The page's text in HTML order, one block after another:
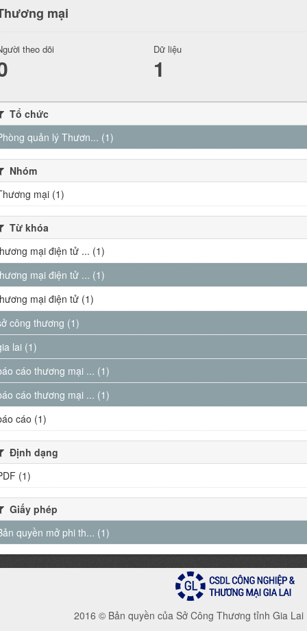
mại
theo dõi Dữ liệu
1
Tổ chức
quản lý Thươn... (1)
Nhóm
mại (1)
Từ khóa
mại điện tử ... (1)
mại điện tử ... (1)
mại điện tử (1)
công thương (1)
lai (1)
cáo thương mại ... (1)
cáo thương mại ... (1)
cáo (1)
Định dạng
(1)
Giấy phép
quyền mở phi th... (1)
2016 © Bản quyền của Sở Công Thương tỉnh Gia Lai